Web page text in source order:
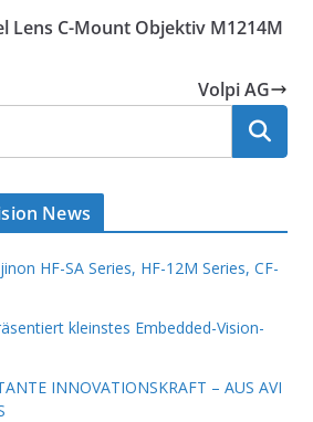
Lens C-Mount Objektiv M1214M
Volpi AG
News
HF-SA Series, HF-12M Series, CF-
kleinstes Embedded-Vision-
INNOVATIONSKRAFT – AUS AVI